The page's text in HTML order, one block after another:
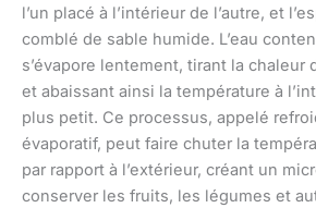
l’un placé à l’intérieur de l’autre, et
comblé de sable humide. L’eau
s’évapore lentement, tirant la chaleur
et abaissant ainsi la température à
plus petit. Ce processus, appelé
évaporatif, peut faire chuter la
par rapport à l’extérieur, créant un
conserver les fruits, les légumes et